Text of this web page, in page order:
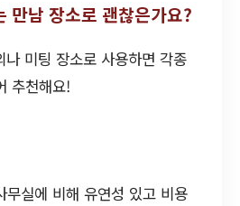
만남 장소로 괜찮은가요?
미팅 장소로 사용하면 각종
추천해요!
무실에 비해 유연성 있고 비용